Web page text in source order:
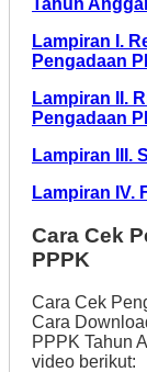
Tahun
Lampiran I.
Pengadaan
Lampiran II.
Pengadaan
Lampiran III.
Lampiran IV.
Cara Cek
PPPK
Cara Cek
Cara
PPPK Tahun
video berikut: